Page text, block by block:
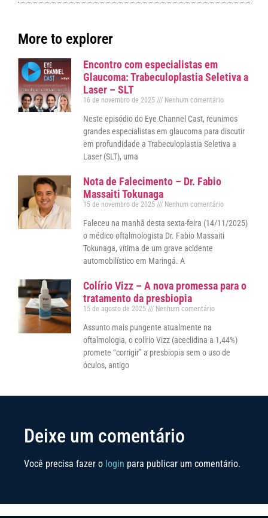
More to explorer
Encontro com especialistas em
Glaucoma: Trabeculoplastia Seletiva a
Laser – SLT
16 de novembro de 2025 Nenhum comentário
Neste episódio do Eye Channel Cast, reunimos
grandes especialistas em glaucoma para discutir
em profundidade a Trabeculoplastia Seletiva a
Laser (SLT), uma
Nota de Falecimento – Dr. Fabio
Massaiti Tokunaga
15 de novembro de 2025 Nenhum comentário
Faleceu na manhã desta sexta-feira (14/11/2025)
o médico oftalmologista Dr. Fabio Massaiti
Tokunaga, vítima de um grave acidente
automobilístico em Maringá. A
Colírio Vizz – A nova promessa para o
tratamento da presbiopia
15 de agosto de 2025 Nenhum comentário
Assunto mais pungente atualmente na
oftalmologia, o colírio Vizz (aceclidina a 1,44%)
promete “corrigir” a presbiopia sem o uso de
óculos, antigo
Deixe um comentário
Você precisa fazer o login para publicar um comentário.